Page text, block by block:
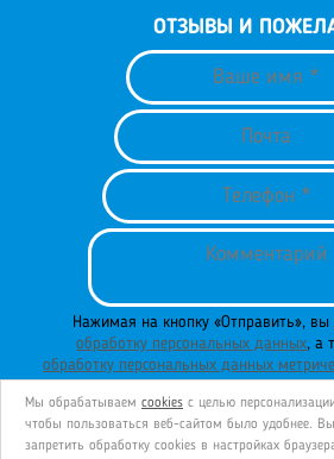
ОТЗЫВЫ И
Нажимая на кнопку «Отправить», вы
обработку персональных данных, а
обработку персональных данных
Политики
данных.
Мы обрабатываем cookies с целью
чтобы пользоваться веб-сайтом было удобнее.
запретить обработку сookies в настройках